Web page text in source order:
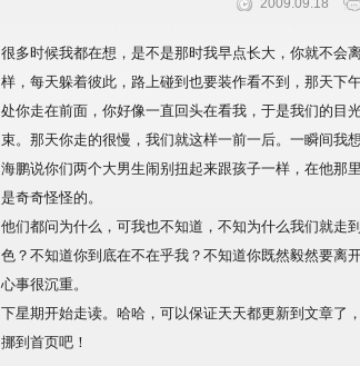
2009.09.18
很多时候我都在想，是不是那时我早点长大，你就不会
样，每天躲着彼此，路上碰到也要装作看不到，那天下
处你走在前面，你好像一直回头在看我，于是我们的目
束。那天你走的很慢，我们就这样一前一后。一瞬间我
海鹏说你们两个大男生闹别扭起来跟孩子一样，在他那
是奇奇怪怪的。
他们都问为什么，可我也不知道，不知为什么我们就走
色？不知道你到底在不在乎我？不知道你既然毅然要离
心事很沉重。
下星期开始走读。哈哈，可以保证天天都更新到文章了
挪到首页吧！